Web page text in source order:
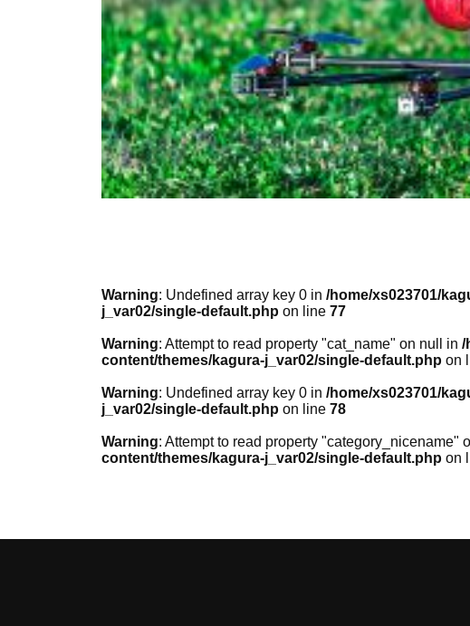
Warning: Undefined array key 0 in /home/xs023701/
j_var02/single-default.php on line 77
Warning: Attempt to read property "cat_name" on null in /
content/themes/kagura-j_var02/single-default.php on
Warning: Undefined array key 0 in /home/xs023701/
j_var02/single-default.php on line 78
Warning: Attempt to read property "category_nicename"
content/themes/kagura-j_var02/single-default.php on